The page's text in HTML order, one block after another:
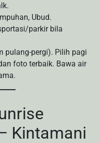
Ubud.
parkir bila
pulang-pergi). Pilih pagi
foto terbaik. Bawa air
Kintamani